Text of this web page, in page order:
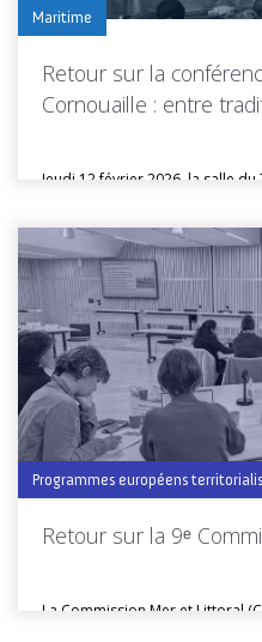
Maritime
Retour sur la
Cornouaille : entre
Jeudi 12 février 2026, la salle du
Toutes les actus de cette
Programmes européens
Retour sur la 9ᵉ
La Commission Mer et Littoral